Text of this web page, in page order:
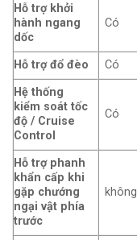
Hỗ trợ khởi
hành ngang
dốc
Có
Hỗ trợ đổ đèo
Có
Hệ thống
kiểm soát tốc
độ / Cruise
Control
Có
Hỗ trợ phanh
khẩn cấp khi
gặp chướng
ngại vật phía
trước
không